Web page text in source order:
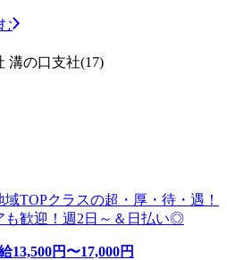
溝の口支社(17)
TOPクラスの超・厚・待・遇！
も歓迎！週2日～＆日払い◎
13,500円〜17,000円